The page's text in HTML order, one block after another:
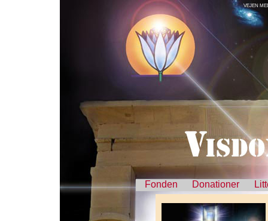
VEJEN
Fonden Donationer